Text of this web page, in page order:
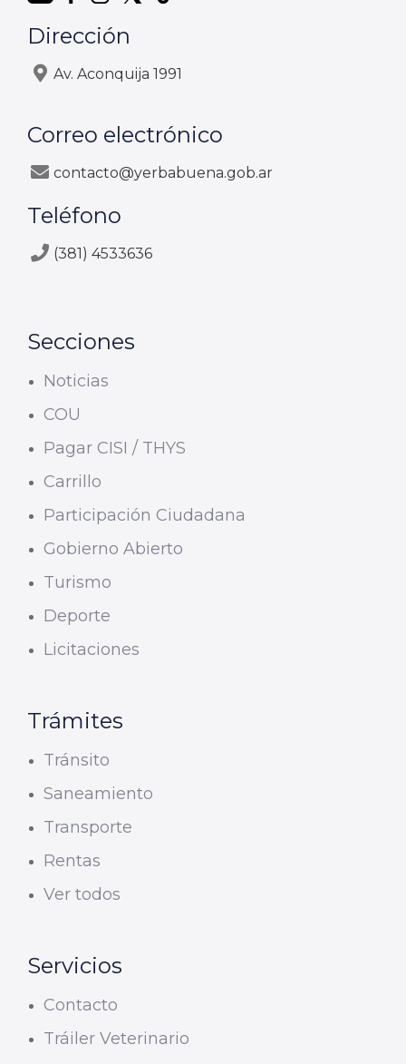
Dirección
Av. Aconquija 1991
Correo electrónico
contacto@yerbabuena.gob.ar
Teléfono
(381) 4533636
Secciones
Noticias
COU
Pagar CISI / THYS
Carrillo
Participación Ciudadana
Gobierno Abierto
Turismo
Deporte
Licitaciones
Trámites
Tránsito
Saneamiento
Transporte
Rentas
Ver todos
Servicios
Contacto
Tráiler Veterinario